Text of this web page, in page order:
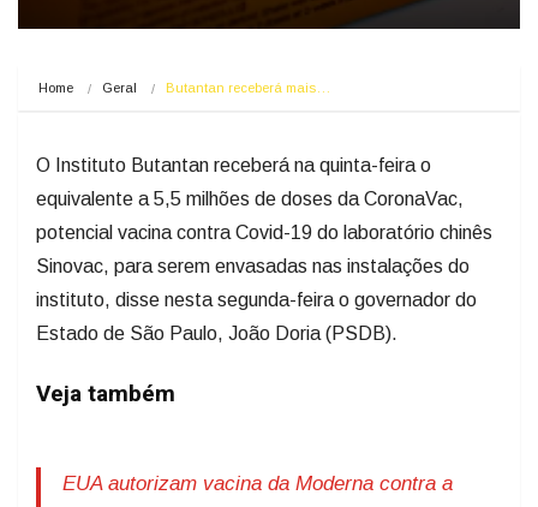
Home Geral Butantan receberá mais…
O Instituto Butantan receberá na quinta-feira o
equivalente a 5,5 milhões de doses da CoronaVac,
potencial vacina contra Covid-19 do laboratório chinês
Sinovac, para serem envasadas nas instalações do
instituto, disse nesta segunda-feira o governador do
Estado de São Paulo, João Doria (PSDB).
Veja também
EUA autorizam vacina da Moderna contra a